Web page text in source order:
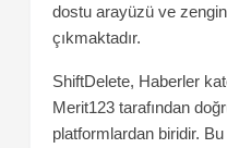
dostu arayüzü ve
çıkmaktadır.
ShiftDelete, Haberler
Merit123 tarafından
platformlardan biridir.